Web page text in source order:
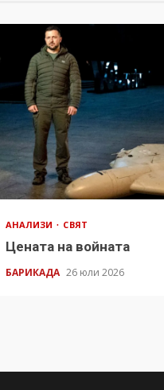
АНАЛИЗИ СВЯТ
Цената на войната
БАРИКАДА 26 юли 2026